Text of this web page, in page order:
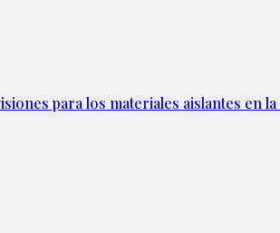
para los materiales aislantes en